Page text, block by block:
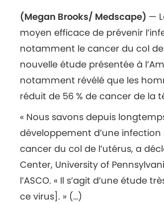
(Megan Brooks/ Medscape) —
moyen efficace de prévenir
notamment le cancer du col
nouvelle étude présentée à
notamment révélé que les
réduit de 56 % de cancer de la
« Nous savons depuis
développement d’une infection
cancer du col de l’utérus, a
Center, University of
l’ASCO. « Il s’agit d’une
ce virus]. » (…)